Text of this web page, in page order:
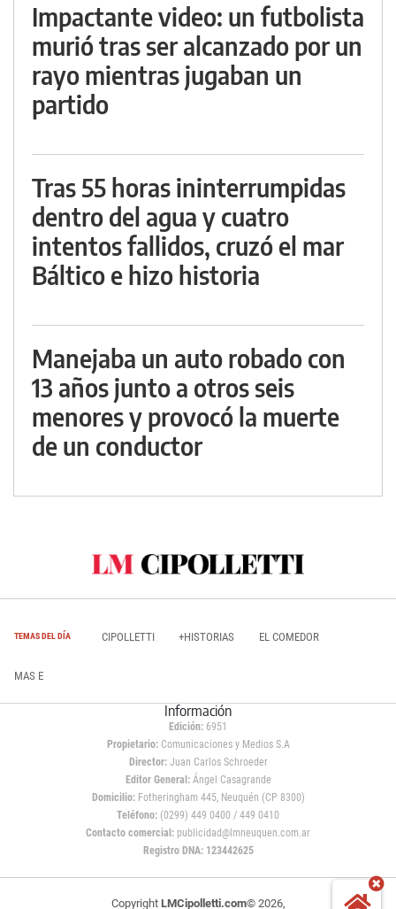
Impactante video: un futbolista
murió tras ser alcanzado por un
rayo mientras jugaban un
partido
Tras 55 horas ininterrumpidas
dentro del agua y cuatro
intentos fallidos, cruzó el mar
Báltico e hizo historia
Manejaba un auto robado con
13 años junto a otros seis
menores y provocó la muerte
de un conductor
TEMAS DEL DÍA CIPOLLETTI +HISTORIAS EL COMEDOR
MAS E
Información
Edición: 6951
Propietario:Comunicaciones y Medios S.A
Director: Juan Carlos Schroeder
Editor General:Ángel Casagrande
Domicilio:Fotheringham 445, Neuquén (CP 8300)
Teléfono: (0299) 449 0400 / 449 0410
Contacto comercial: publicidad@lmneuquen.com.ar
Registro DNA: 123442625
Copyright LMCipolletti.com© 2026,